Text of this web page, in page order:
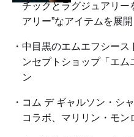
チックとラグジュアリー
アリー”なアイテムを展開
中目黒のエムエフシース
ンセプトショップ「エ
ン
コム デ ギャルソン・シ
コラボ、マリリン・モ